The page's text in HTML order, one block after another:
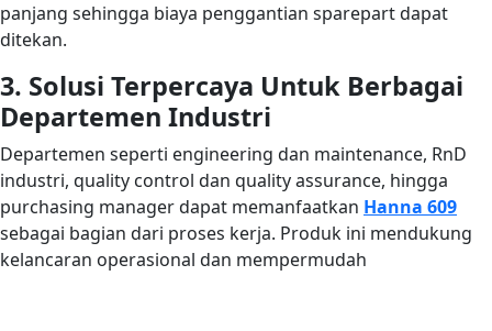
panjang sehingga biaya penggantian sparepart dapat
ditekan.
3. Solusi Terpercaya Untuk Berbagai
Departemen Industri
Departemen seperti engineering dan maintenance, RnD
industri, quality control dan quality assurance, hingga
purchasing manager dapat memanfaatkan Hanna 609
sebagai bagian dari proses kerja. Produk ini mendukung
kelancaran operasional dan mempermudah